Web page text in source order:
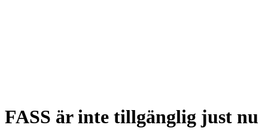
FASS är inte tillgänglig just nu